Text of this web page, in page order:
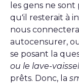
les gens ne
qu’il resterait à
nous
autocensurer,
se posant la
ou le lave-
prêts. Donc, la